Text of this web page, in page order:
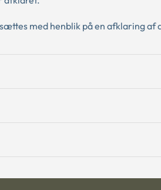
med henblik på en afklaring